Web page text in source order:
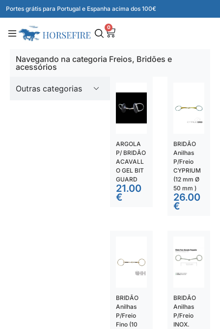
Portes grátis para Portugal e Espanha acima dos 100€
0
Navegando na categoria Freios, Bridões e
acessórios
Outras categorias
ARGOLA
P/ BRIDÃO
ACAVALL
O GEL BIT
GUARD
21.00
€
BRIDÃO
Anilhas
P/Freio
CYPRIUM
(12 mm Ø
50 mm )
26.00
€
BRIDÃO
Anilhas
P/Freio
Fino (10
BRIDÃO
Anilhas
P/Freio
INOX.